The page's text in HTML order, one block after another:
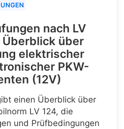
nach LV
Überblick über
elektrischer
PKW-
(12V)
einen Überblick über
LV 124, die
und Prüfbedingungen